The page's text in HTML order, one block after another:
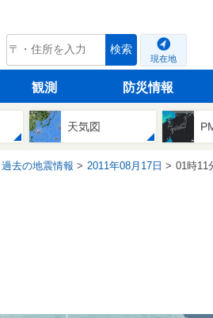
tenki.jp 検索
現在地
観測 防災情報
天気図
過去の地震情報 2011年08月17日 01時11